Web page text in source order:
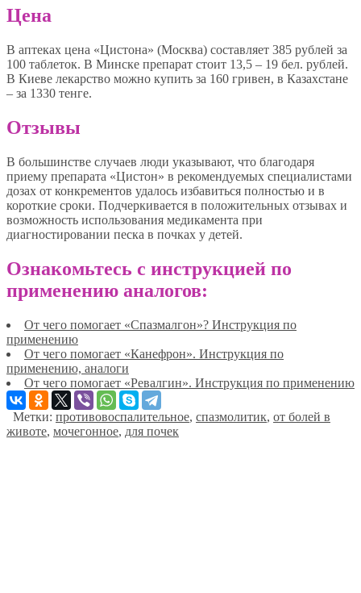
Цена
В аптеках цена «Цистона» (Москва) составляет 385 рублей за
100 таблеток. В Минске препарат стоит 13,5 – 19 бел. рублей.
В Киеве лекарство можно купить за 160 гривен, в Казахстане
– за 1330 тенге.
Отзывы
В большинстве случаев люди указывают, что благодаря
приему препарата «Цистон» в рекомендуемых специалистами
дозах от конкрементов удалось избавиться полностью и в
короткие сроки. Подчеркивается в положительных отзывах и
возможность использования медикамента при
диагностировании песка в почках у детей.
Ознакомьтесь с инструкцией по
применению аналогов:
От чего помогает «Спазмалгон»? Инструкция по
применению
От чего помогает «Канефрон». Инструкция по
применению, аналоги
От чего помогает «Ревалгин». Инструкция по применению
Метки: противовоспалительное, спазмолитик, от болей в
животе, мочегонное, для почек